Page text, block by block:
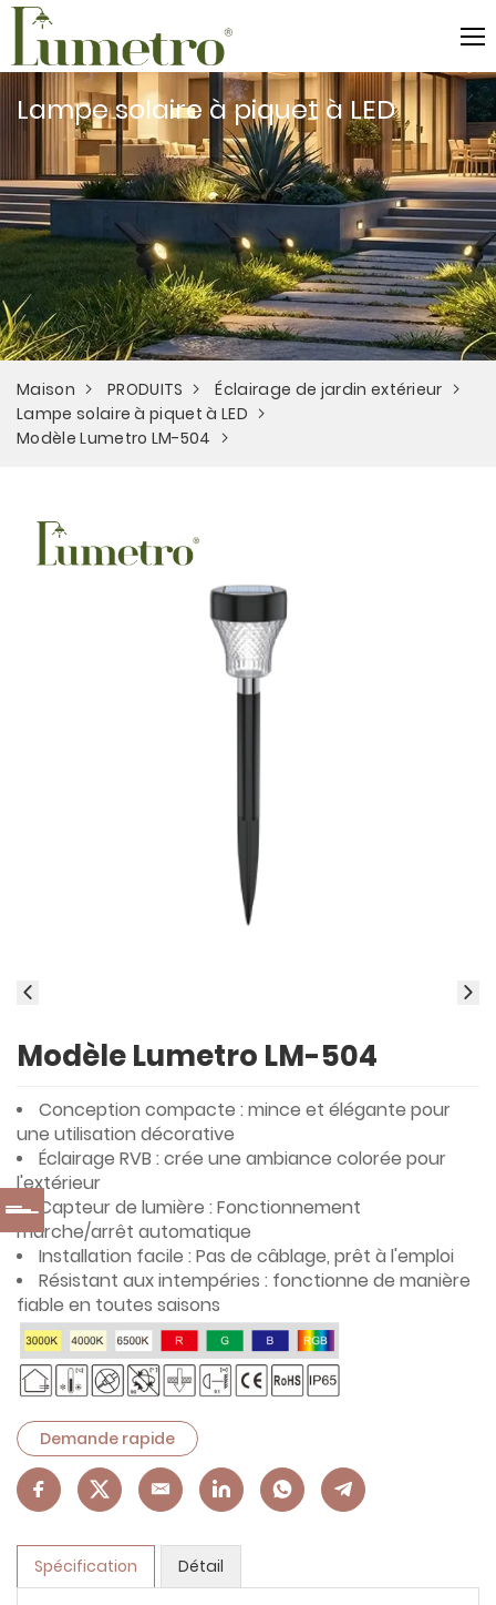
Lampe solaire à piquet à LED
Maison PRODUITS
Éclairage de jardin extérieur
Lampe solaire à piquet à LED
Modèle Lumetro LM-504
Modèle Lumetro LM-504
Conception compacte : mince et élégante pour
une utilisation décorative
Éclairage RVB : crée une ambiance colorée pour
l'extérieur
Capteur de lumière : Fonctionnement
marche/arrêt automatique
Installation facile : Pas de câblage, prêt à l'emploi
Résistant aux intempéries : fonctionne de manière
fiable en toutes saisons
Demande rapide
Spécification Détail